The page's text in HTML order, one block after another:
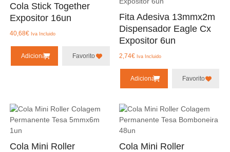
Cola Stick Together
Expositor 16un
40,68€ Iva Incluido
Adicionar Favorito
Fita Adesiva 13mmx2m
Dispensador Eagle Cx
Expositor 6un
2,74€ Iva Incluido
Adicionar Favorito
Cola Mini Roller
Cola Mini Roller